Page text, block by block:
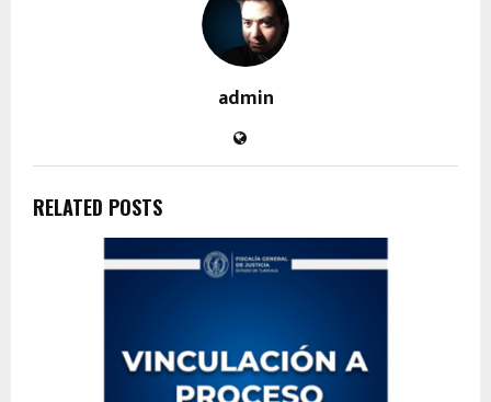
admin
RELATED POSTS